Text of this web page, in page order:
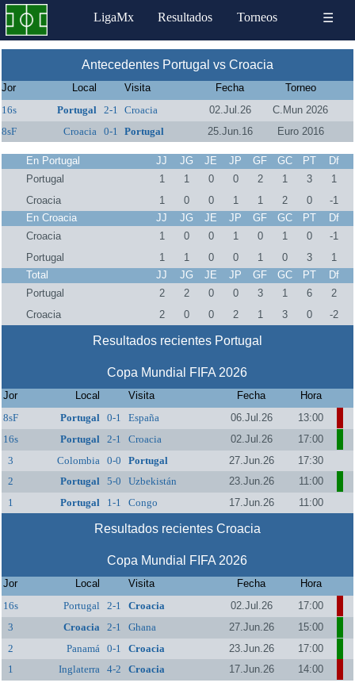
LigaMx Resultados Torneos ☰
Antecedentes Portugal vs Croacia
Jor Local Visita Fecha
Torneo
16s
Portugal 2-1 Croacia 02.Jul.26
C.Mun 2026
8sF
Croacia 0-1 Portugal 25.Jun.16 Euro 2016
En Portugal JJ JG JE JP GF GC PT
Df
Portugal
1 1 0 0 2 1 3
1
Croacia
1 0 0 1 1 2 0
-1
En Croacia
JJ JG JE JP GF GC PT
Df
Croacia
1 0 0 1 0 1 0
-1
Portugal
1 1 0 0 1 0 3
1
Total
JJ JG JE JP GF GC PT
Df
Portugal
2 2 0 0 3 1 6
2
Croacia
2 0 0 2 1 3 0 -2
Resultados recientes Portugal
Copa Mundial FIFA 2026
Jor Local Visita Fecha
Hora
8sF
Portugal 0-1 España 06.Jul.26
13:00
16s
Portugal 2-1 Croacia 02.Jul.26
17:00
3
Colombia 0-0 Portugal 27.Jun.26
17:30
2
Portugal 5-0 Uzbekistán 23.Jun.26
11:00
1
Portugal 1-1 Congo 17.Jun.26 11:00
Resultados recientes Croacia
Copa Mundial FIFA 2026
Jor Local Visita Fecha
Hora
16s
Portugal 2-1 Croacia 02.Jul.26
17:00
3
Croacia 2-1 Ghana 27.Jun.26
15:00
2
Panamá 0-1 Croacia 23.Jun.26
17:00
1
Inglaterra 4-2 Croacia 17.Jun.26 14:00